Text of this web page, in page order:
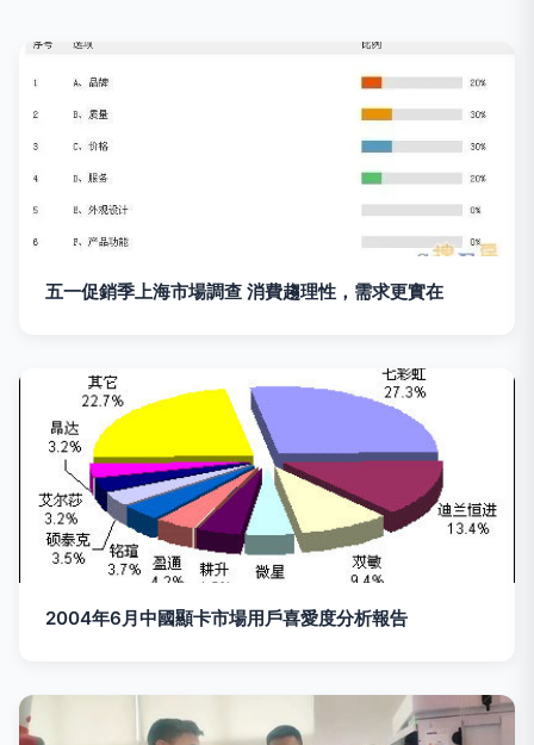
五一促銷季上海市場調查 消費趨理性，需求更實在
2004年6月中國顯卡市場用戶喜愛度分析報告